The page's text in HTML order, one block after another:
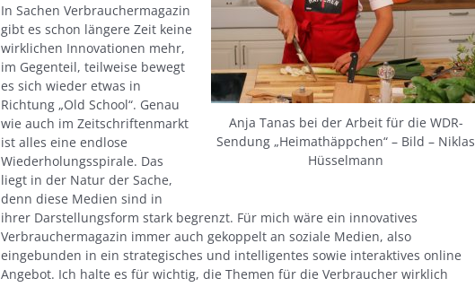
Anja Tanas bei der Arbeit für die WDR-
Sendung „Heimathäppchen“ – Bild – Niklas
Hüsselmann
In Sachen Verbrauchermagazin
gibt es schon längere Zeit keine
wirklichen Innovationen mehr,
im Gegenteil, teilweise bewegt
es sich wieder etwas in
Richtung „Old School“. Genau
wie auch im Zeitschriftenmarkt
ist alles eine endlose
Wiederholungsspirale. Das
liegt in der Natur der Sache,
denn diese Medien sind in
ihrer Darstellungsform stark begrenzt. Für mich wäre ein innovatives
Verbrauchermagazin immer auch gekoppelt an soziale Medien, also
eingebunden in ein strategisches und intelligentes sowie interaktives online
Angebot. Ich halte es für wichtig, die Themen für die Verbraucher wirklich